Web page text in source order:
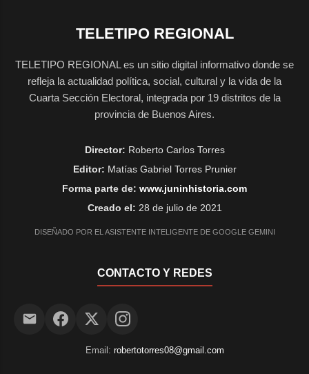
TELETIPO REGIONAL
TELETIPO REGIONAL es un sitio digital informativo donde se
refleja la actualidad política, social, cultural y la vida de la
Cuarta Sección Electoral, integrada por 19 distritos de la
provincia de Buenos Aires.
Director: Roberto Carlos Torres
Editor: Matías Gabriel Torres Prunier
Forma parte de: www.juninhistoria.com
Creado el: 28 de julio de 2021
DISEÑADO POR EL ASISTENTE INTELIGENTE DE GOOGLE GEMINI
CONTACTO Y REDES
Email: robertotorres08@gmail.com